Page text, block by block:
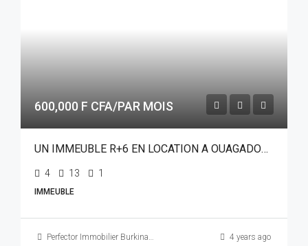
600,000 F CFA/PAR MOIS
UN IMMEUBLE R+6 EN LOCATION A OUAGADOUGOU QUARTIER SANYIRI SUR PERFECTOR IMMOBILIER
4 13 1
IMMEUBLE
Perfector Immobilier Burkina Faso 4 years ago